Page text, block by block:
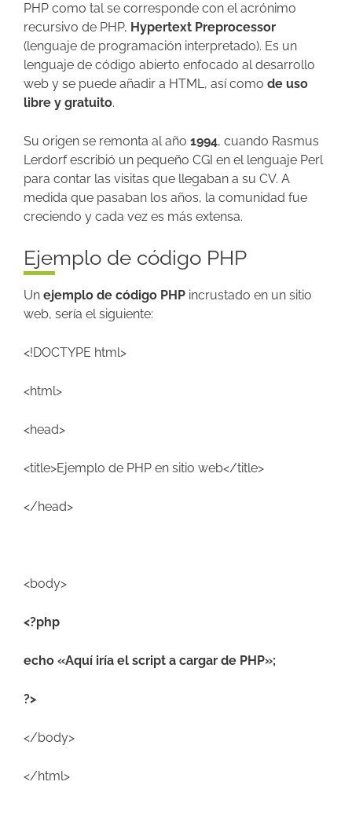
PHP como tal se corresponde con el acrónimo
recursivo de PHP, Hypertext Preprocessor
(lenguaje de programación interpretado). Es un
lenguaje de código abierto enfocado al desarrollo
web y se puede añadir a HTML, así como de uso
libre y gratuito.
Su origen se remonta al año 1994, cuando Rasmus
Lerdorf escribió un pequeño CGI en el lenguaje Perl
para contar las visitas que llegaban a su CV. A
medida que pasaban los años, la comunidad fue
creciendo y cada vez es más extensa.
Ejemplo de código PHP
Un ejemplo de código PHP incrustado en un sitio
web, sería el siguiente:
<!DOCTYPE html>
<html>
<head>
<title>Ejemplo de PHP en sitio web</title>
</head>
<body>
<?php
echo «Aquí iría el script a cargar de PHP»;
?>
</body>
</html>